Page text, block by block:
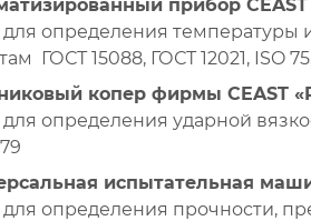
прибор CEAST
определения температуры
ГОСТ 15088, ГОСТ 12021, ISO
копер фирмы CEAST
определения ударной
испытательная
определения прочности,